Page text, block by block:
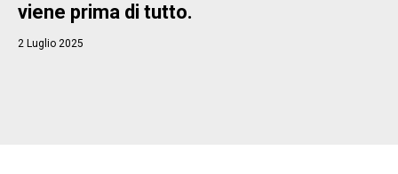
viene prima di tutto.
2 Luglio 2025